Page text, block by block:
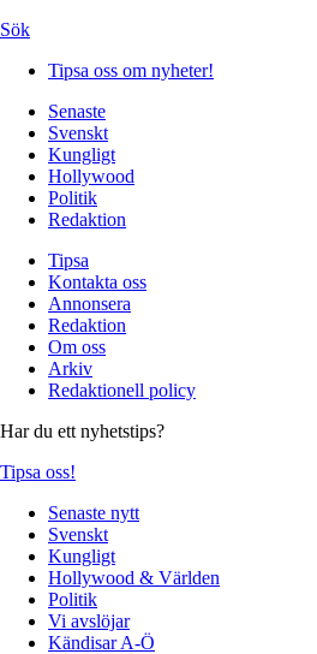
Sök
Tipsa oss om nyheter!
Senaste
Svenskt
Kungligt
Hollywood
Politik
Redaktion
Tipsa
Kontakta oss
Annonsera
Redaktion
Om oss
Arkiv
Redaktionell policy
Har du ett nyhetstips?
Tipsa oss!
Senaste nytt
Svenskt
Kungligt
Hollywood & Världen
Politik
Vi avslöjar
Kändisar A-Ö